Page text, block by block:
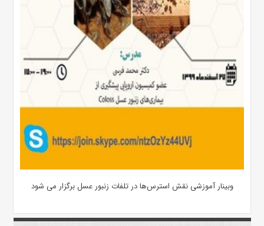
وبینار آموزشی نقش استرس‌ها در تلفات زنبور عسل برگزار می شود